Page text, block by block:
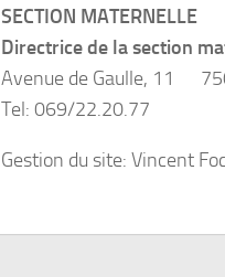
SECTION MATERNELLE
Directrice de la section
Avenue de Gaulle, 11
Tel: 069/22.20.77
Gestion du site: Vincent